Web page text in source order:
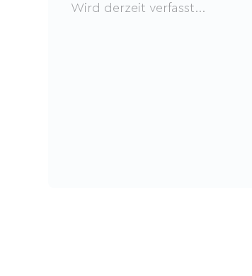
Wird derzeit verfasst...